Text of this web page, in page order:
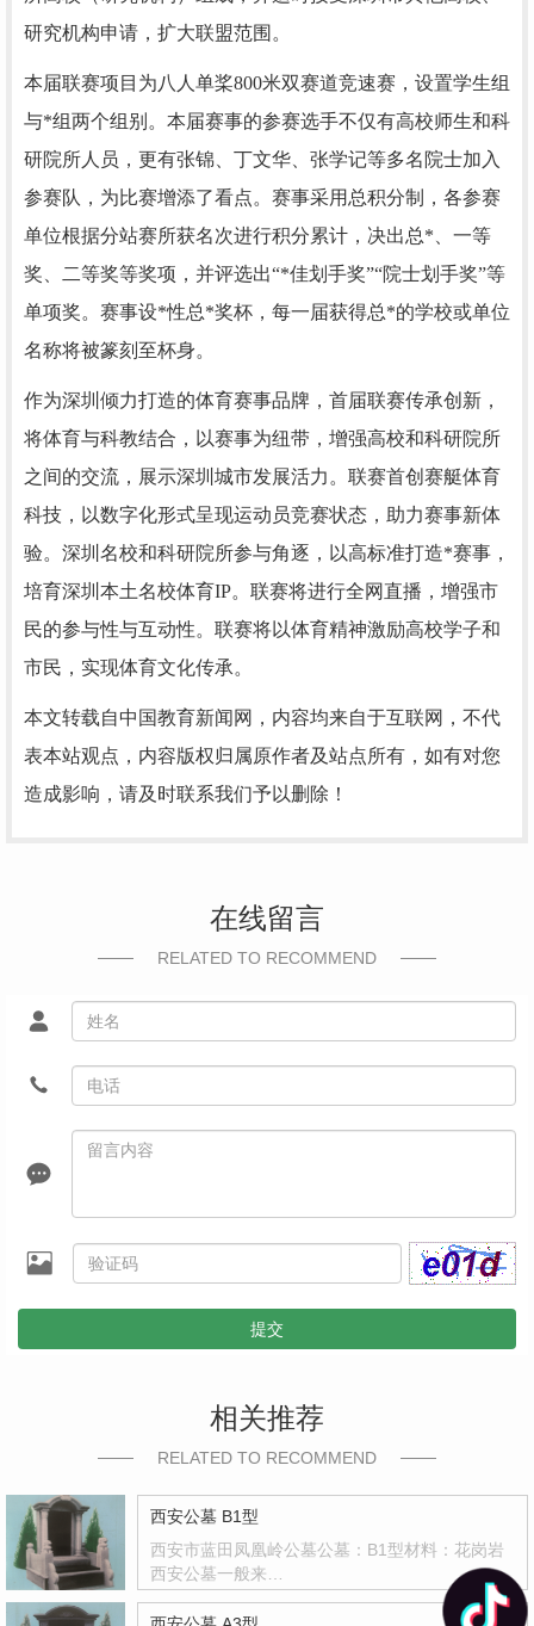
研究机构申请，扩大联盟范围。
本届联赛项目为八人单桨800米双赛道竞速赛，设置学生组
与*组两个组别。本届赛事的参赛选手不仅有高校师生和科
研院所人员，更有张锦、丁文华、张学记等多名院士加入
参赛队，为比赛增添了看点。赛事采用总积分制，各参赛
单位根据分站赛所获名次进行积分累计，决出总*、一等
奖、二等奖等奖项，并评选出“*佳划手奖”“院士划手奖”等
单项奖。赛事设*性总*奖杯，每一届获得总*的学校或单位
名称将被篆刻至杯身。
作为深圳倾力打造的体育赛事品牌，首届联赛传承创新，
将体育与科教结合，以赛事为纽带，增强高校和科研院所
之间的交流，展示深圳城市发展活力。联赛首创赛艇体育
科技，以数字化形式呈现运动员竞赛状态，助力赛事新体
验。深圳名校和科研院所参与角逐，以高标准打造*赛事，
培育深圳本土名校体育IP。联赛将进行全网直播，增强市
民的参与性与互动性。联赛将以体育精神激励高校学子和
市民，实现体育文化传承。
本文转载自中国教育新闻网，内容均来自于互联网，不代
表本站观点，内容版权归属原作者及站点所有，如有对您
造成影响，请及时联系我们予以删除！
在线留言
RELATED TO RECOMMEND
提交
相关推荐
RELATED TO RECOMMEND
西安公墓 B1型
西安市蓝田凤凰岭公墓公墓：B1型材料：花岗岩
西安公墓一般来…